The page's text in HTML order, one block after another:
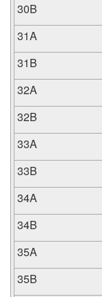
30B
31A
31B
32A
32B
33A
33B
34A
34B
35A
35B